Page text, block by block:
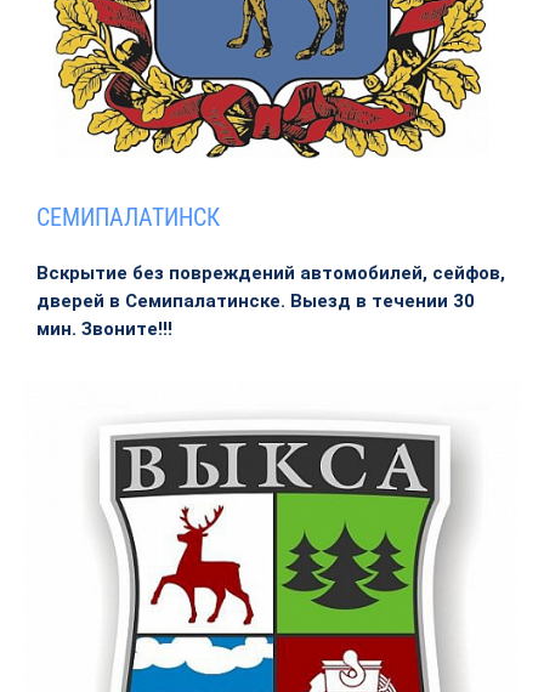
СЕМИПАЛАТИНСК
Вскрытие без повреждений автомобилей, сейфов,
дверей в Семипалатинске. Выезд в течении 30
мин. Звоните!!!